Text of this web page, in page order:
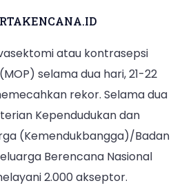
atau kontrasepsi
selama dua hari, 21-22
rekor. Selama dua
Kependudukan dan
(Kemendukbangga)/Badan
Berencana Nasional
2.000 akseptor.